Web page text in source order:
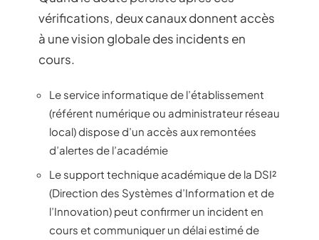
vérifications, deux canaux donnent accès
à une vision globale des incidents en
cours.
Le service informatique de l’établissement
(référent numérique ou administrateur réseau
local) dispose d’un accès aux remontées
d’alertes de l’académie
Le support technique académique de la DSI²
(Direction des Systèmes d’Information et de
l’Innovation) peut confirmer un incident en
cours et communiquer un délai estimé de